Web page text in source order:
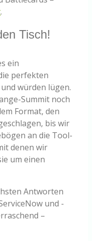
.
Tisch!
ein
perfekten
würden lügen.
Summit noch
Format, den
bis wir
an die Tool-
denen wir
um einen
Antworten
und -
–